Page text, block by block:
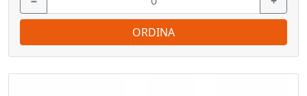
ORDINA